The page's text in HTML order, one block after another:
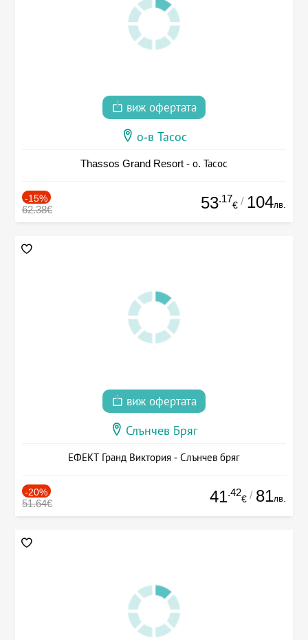
виж офертата
о-в Тасос
Thassos Grand Resort - о. Тасос
-15%
62.38€ 53.17
€ / 104лв.
виж офертата
Слънчев Бряг
ЕФЕКТ Гранд Виктория - Слънчев бряг
-20%
51.64€ 41.42
€ / 81лв.